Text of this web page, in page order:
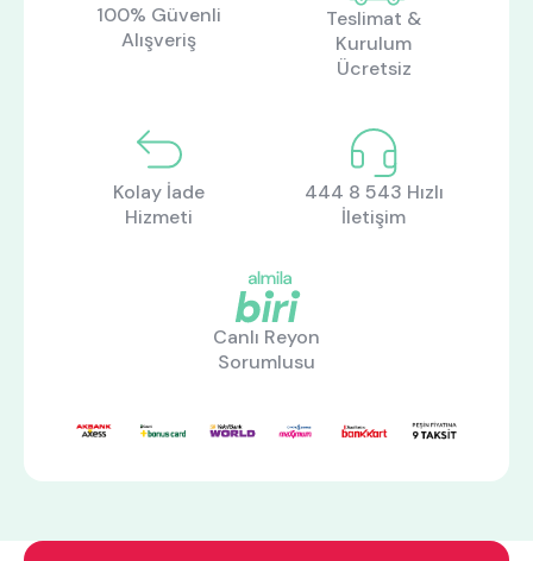
100% Güvenli
Alışveriş
Teslimat &
Kurulum
Ücretsiz
Kolay İade
Hizmeti
444 8 543 Hızlı
İletişim
Canlı Reyon
Sorumlusu